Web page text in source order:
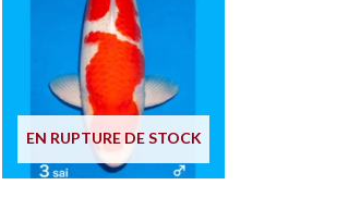
EN RUPTURE DE STOCK